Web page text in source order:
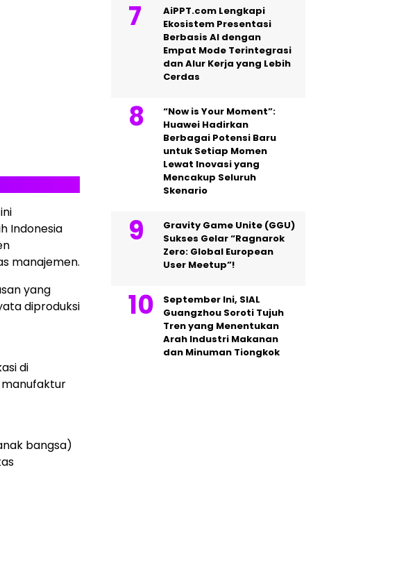
Indonesia
manajemen.
yang
diproduksi
di
manufaktur
bangsa)
AiPPT.com Lengkapi
Ekosistem Presentasi
Berbasis AI dengan
Empat Mode Terintegrasi
dan Alur Kerja yang Lebih
Cerdas
“Now is Your Moment”:
Huawei Hadirkan
Berbagai Potensi Baru
untuk Setiap Momen
Lewat Inovasi yang
Mencakup Seluruh
Skenario
Gravity Game Unite (GGU)
Sukses Gelar “Ragnarok
Zero: Global European
User Meetup”!
September Ini, SIAL
Guangzhou Soroti Tujuh
Tren yang Menentukan
Arah Industri Makanan
dan Minuman Tiongkok